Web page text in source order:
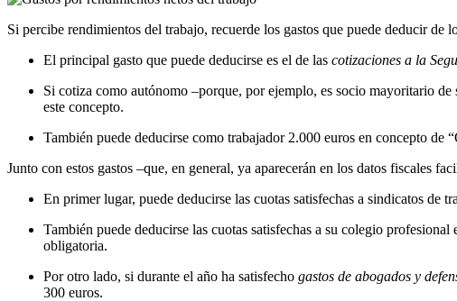
Si percibe rendimientos del trabajo, recuerde los gastos que puede deducir de
El principal gasto que puede deducirse es el de las cotizaciones a la
Si cotiza como autónomo –porque, por ejemplo, es socio mayoritario
este concepto.
También puede deducirse como trabajador 2.000 euros en concepto de
Junto con estos gastos –que, en general, ya aparecerán en los datos fiscales
En primer lugar, puede deducirse las cuotas satisfechas a sindicatos de
También puede deducirse las cuotas satisfechas a su colegio
obligatoria.
Por otro lado, si durante el año ha satisfecho gastos de abogados y
300 euros.